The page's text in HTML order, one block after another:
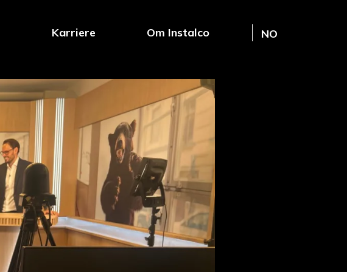
Karriere Om Instalco NO